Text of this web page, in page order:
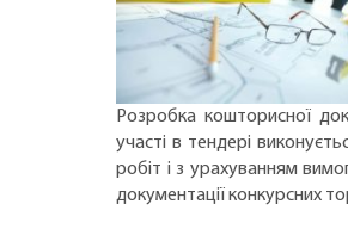
Розробка кошторисної
участі в тендері
робіт і з урахуванням
документації конкурсних